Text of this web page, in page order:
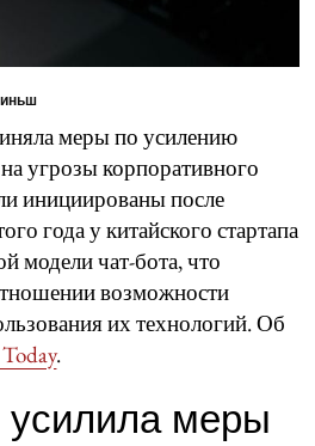
меры по усилению
угрозы корпоративного
инициированы после
года у китайского стартапа
модели чат-бота, что
возможности
их технологий. Об
.
усилила меры